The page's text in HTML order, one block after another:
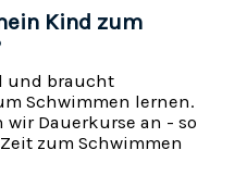
Kind zum
und braucht
Schwimmen lernen.
wir Dauerkurse an - so
zum Schwimmen